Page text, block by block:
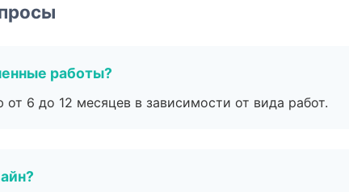
работы?
6 до 12 месяцев в зависимости от вида работ.